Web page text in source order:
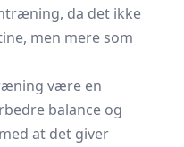
da det ikke
men mere som
være en
balance og
at det giver